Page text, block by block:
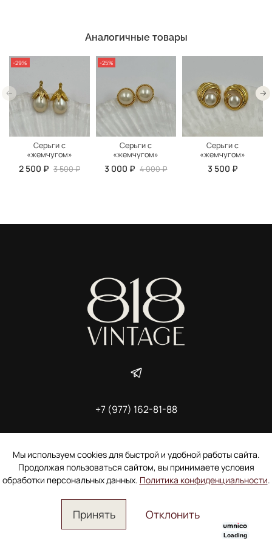
Аналогичные товары
-29%
Серьги с
«жемчугом»
2 500 ₽ 3 500 ₽
-25%
Серьги с
«жемчугом»
3 000 ₽ 4 000 ₽
Серьги с
«жемчугом»
3 500 ₽
+7 (977) 162-81-88
Пользовательское соглашение
Электронное согласие покупателя на рассылку
Согласие на обработку персональных данных
Мы используем cookies для быстрой и удобной работы сайта.
Продолжая пользоваться сайтом, вы принимаете условия
обработки персональных данных. Политика конфиденциальности.
Принять Отклонить
Профиль
Loading